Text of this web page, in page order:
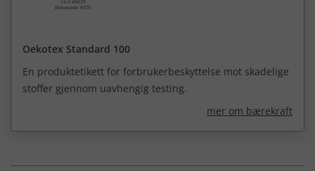
Oekotex Standard 100
En produktetikett for forbrukerbeskyttelse mot skadelige
stoffer gjennom uavhengig testing.
mer om bærekraft